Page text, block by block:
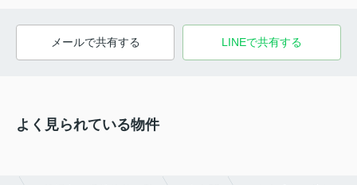
メールで共有する LINEで共有する
よく見られている物件